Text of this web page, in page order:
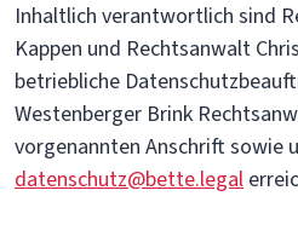
Inhaltlich verantwortlich sind
Kappen und Rechtsanwalt
betriebliche
Westenberger Brink
vorgenannten Anschrift sowie
datenschutz@bette.legal